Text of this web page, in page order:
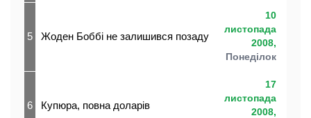
5 Жоден Боббі не залишився позаду
10
листопада
2008,
Понеділок
6 Купюра, повна доларів
17
листопада
2008,